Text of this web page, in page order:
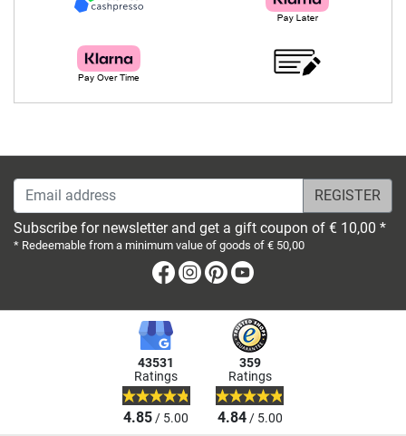
Email address
Subscribe for newsletter and get a gift coupon of € 10,00 *
* Redeemable from a minimum value of goods of € 50,00
Facebook
Instagram
Pinterest
43531
Ratings
4.85/ 5.00
359
Ratings
4.84/ 5.00